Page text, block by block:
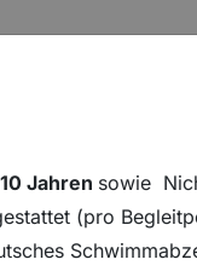
UNTERMENÜ FÜR
PREISE &
Jahren sowie
(pro